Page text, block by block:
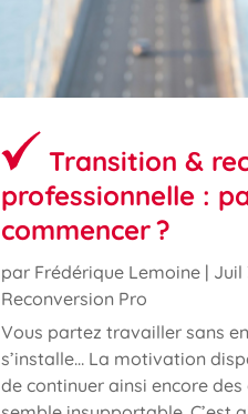
Transition &
professionnelle :
commencer ?
par Frédérique Lemoine | Juil
Reconversion Pro
Vous partez travailler sans
s’installe… La motivation
de continuer ainsi encore des